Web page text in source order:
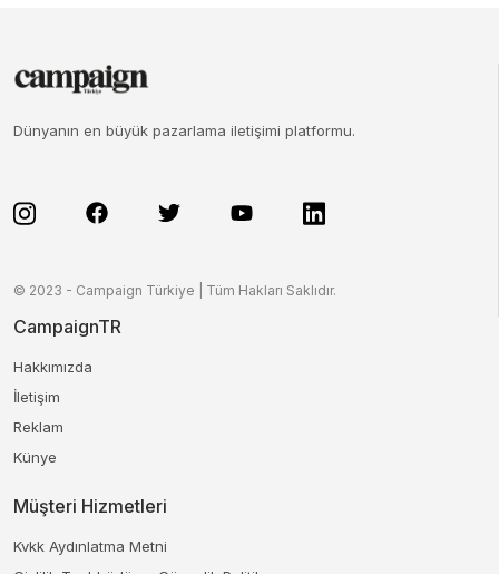
Dünyanın en büyük pazarlama iletişimi platformu.
© 2023 - Campaign Türkiye | Tüm Hakları Saklıdır.
CampaignTR
Hakkımızda
İletişim
Reklam
Künye
Müşteri Hizmetleri
Kvkk Aydınlatma Metni